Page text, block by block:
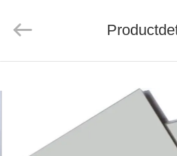
PRODUCTEN
Co.,
Reserved.